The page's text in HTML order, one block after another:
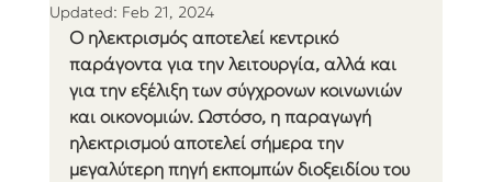
Updated: Feb 21, 2024
Ο ηλεκτρισμός αποτελεί κεντρικό
παράγοντα για την λειτουργία, αλλά και
για την εξέλιξη των σύγχρονων κοινωνιών
και οικονομιών. Ωστόσο, η παραγωγή
ηλεκτρισμού αποτελεί σήμερα την
μεγαλύτερη πηγή εκπομπών διοξειδίου του